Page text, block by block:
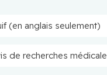
(en anglais seulement)
de recherches